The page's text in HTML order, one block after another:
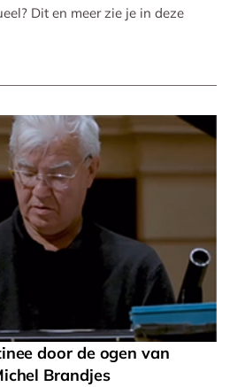
Dit en meer zie je in deze
door de ogen van
Brandjes